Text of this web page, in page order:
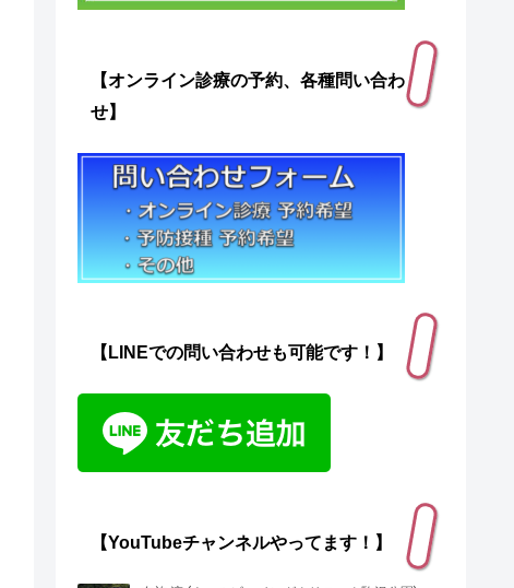
【オンライン診療の予約、各種問い合わ
せ】
【LINEでの問い合わせも可能です！】
【YouTubeチャンネルやってます！】